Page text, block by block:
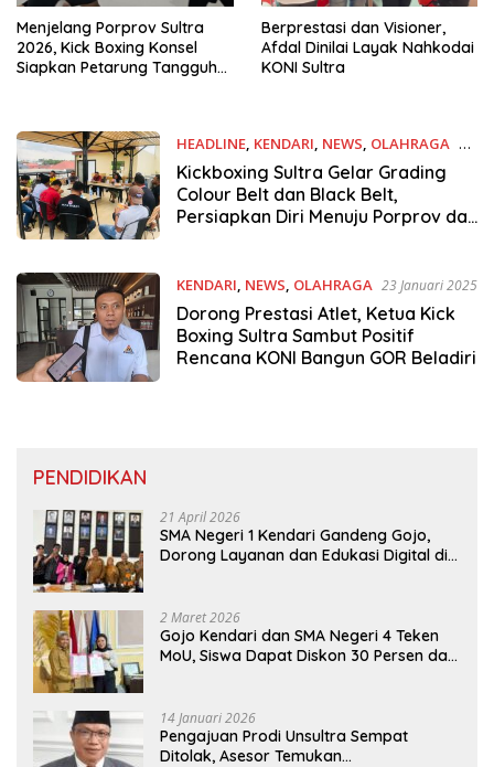
Menjelang Porprov Sultra
2026, Kick Boxing Konsel
Siapkan Petarung Tangguh
Berprestasi dan Visioner,
Afdal Dinilai Layak Nahkodai
KONI Sultra
HEADLINE, KENDARI, NEWS, OLAHRAGA 10
Mei 2025
Kickboxing Sultra Gelar Grading
Colour Belt dan Black Belt,
Persiapkan Diri Menuju Porprov dan
KENDARI, NEWS, OLAHRAGA 23 Januari 2025
Dorong Prestasi Atlet, Ketua Kick
Boxing Sultra Sambut Positif
Rencana KONI Bangun GOR Beladiri
PENDIDIKAN
21 April 2026
SMA Negeri 1 Kendari Gandeng Gojo,
Dorong Layanan dan Edukasi Digital di
2 Maret 2026
Gojo Kendari dan SMA Negeri 4 Teken
MoU, Siswa Dapat Diskon 30 Persen dan
14 Januari 2026
Pengajuan Prodi Unsultra Sempat
Ditolak, Asesor Temukan